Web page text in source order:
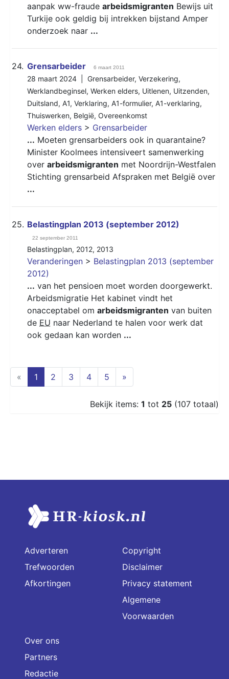
aanpak ww-fraude arbeidsmigranten Bewijs uit
Turkije ook geldig bij intrekken bijstand Amper
onderzoek naar ...
24. Grensarbeider 6 maart 2011
28 maart 2024 | Grensarbeider, Verzekering,
Werklandbeginsel, Werken elders, Uitlenen, Uitzenden,
Duitsland, A1, Verklaring, A1-formulier, A1-verklaring,
Thuiswerken, België, Overeenkomst
Werken elders > Grensarbeider
... Moeten grensarbeiders ook in quarantaine?
Minister Koolmees intensiveert samenwerking
over arbeidsmigranten met Noordrijn-Westfalen
Stichting grensarbeid Afspraken met België over
...
25. Belastingplan 2013 (september 2012)
22 september 2011
Belastingplan, 2012, 2013
Veranderingen > Belastingplan 2013 (september
2012)
... van het pensioen moet worden doorgewerkt.
Arbeidsmigratie Het kabinet vindt het
onacceptabel om arbeidsmigranten van buiten
de EU naar Nederland te halen voor werk dat
ook gedaan kan worden ...
« 1 (current)
2 3 4 5 »
Bekijk items: 1 tot 25 (107 totaal)
Adverteren
Trefwoorden
Afkortingen
Copyright
Disclaimer
Privacy statement
Algemene
Voorwaarden
Over ons
Partners
Redactie